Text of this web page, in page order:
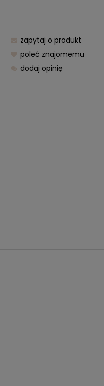
zapytaj o produkt
poleć znajomemu
dodaj opinię